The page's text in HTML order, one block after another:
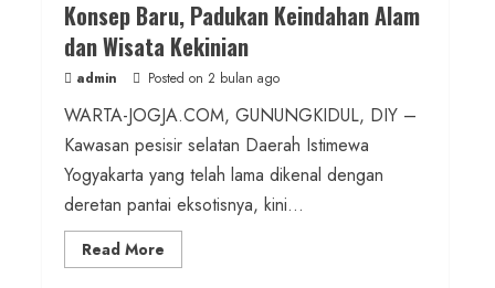
Kadis PUPESDM DIY
admin Posted on 5 jam ago
1 min read
Berita KUA Sewon Bantul DIY
Perkuat Pendidikan Karakter, SD
Negeri Wojo Luncurkan Program
TBTQ dan Tahfidz Al-Qur’an
Konsep Baru, Padukan Keindahan Alam
dan Wisata Kekinian
admin Posted on 2 bulan ago
WARTA-JOGJA.COM, GUNUNGKIDUL, DIY –
Kawasan pesisir selatan Daerah Istimewa
Yogyakarta yang telah lama dikenal dengan
deretan pantai eksotisnya, kini...
Read More
more